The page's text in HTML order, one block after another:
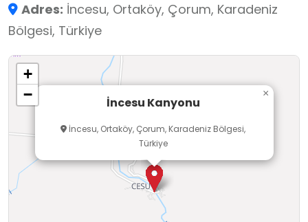
Adres: İncesu, Ortaköy, Çorum, Karadeniz
Bölgesi, Türkiye
İncesu Kanyonu
İncesu, Ortaköy, Çorum, Karadeniz Bölgesi,
Türkiye
×
+
−